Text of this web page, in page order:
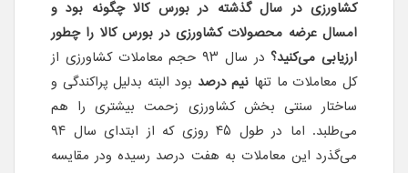
کشاورزی در سال گذشته در بورس کالا چگونه بود و
امسال عرضه محصولات کشاورزی در بورس کالا را چطور
ارزیابی می‌کنید؟
در سال ۹۳ حجم معاملات کشاورزی از
کل معاملات ما تنها نیم درصد بود البته بدلیل پراکندگی و
ساختار سنتی بخش کشاورزی زحمت بیشتری را هم
می‌طلبد. اما در طول ۴۵ روزی که از ابتدای سال ۹۴
می‌گذرد این معاملات به هفت درصد رسیده ودر مقایسه